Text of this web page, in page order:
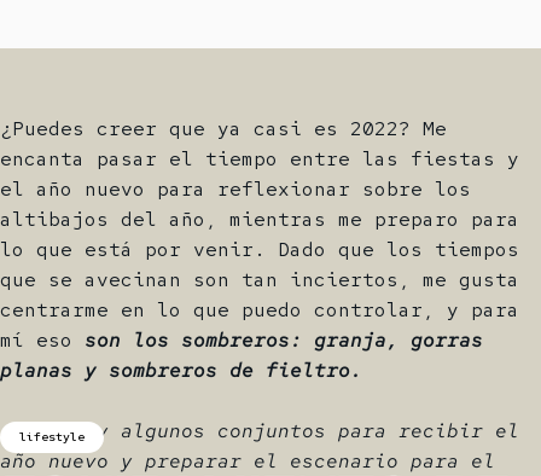
lifestyle
¿Puedes creer que ya casi es 2022? Me
encanta pasar el tiempo entre las fiestas y
el año nuevo para reflexionar sobre los
altibajos del año, mientras me preparo para
lo que está por venir. Dado que los tiempos
que se avecinan son tan inciertos, me gusta
centrarme en lo que puedo controlar, y para
mí eso son los sombreros: granja, gorras
planas y sombreros de fieltro.
¡Aquí hay algunos conjuntos para recibir el
año nuevo y preparar el escenario para el